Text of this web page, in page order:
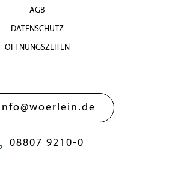
AGB
DATENSCHUTZ
ÖFFNUNGSZEITEN
08807 9210-0